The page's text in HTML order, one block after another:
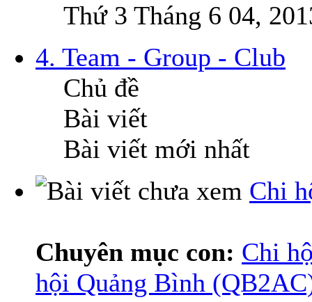
Thứ 3 Tháng 6 04,
4. Team - Group - Club
Chủ đề
Bài viết
Bài viết mới nhất
Chi
Chuyên mục con: Chi
hội Quảng Bình